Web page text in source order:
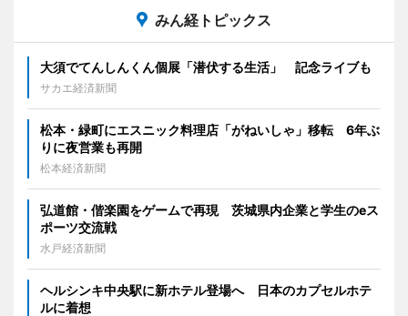
みん経トピックス
大須でてんしんくん個展「潜伏する生活」 記念ライブも
サカエ経済新聞
松本・緑町にエスニック料理店「がねいしゃ」移転 6年ぶ
りに夜営業も再開
松本経済新聞
弘道館・偕楽園をゲームで再現 茨城県内企業と学生のeス
ポーツ交流戦
水戸経済新聞
ヘルシンキ中央駅に新ホテル登場へ 日本のカプセルホテ
ルに着想